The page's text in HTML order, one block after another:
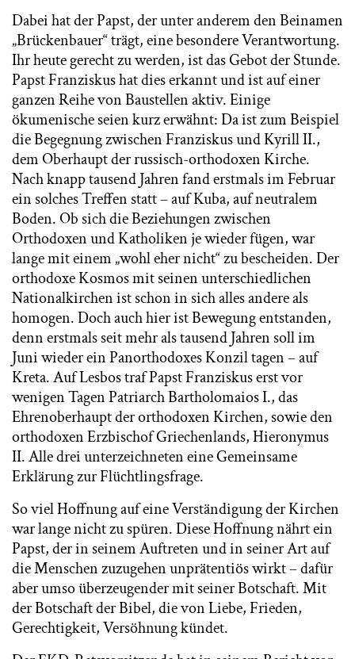
Dabei hat der Papst, der unter anderem den Beinamen
„Brückenbauer“ trägt, eine besondere Verantwortung.
Ihr heute gerecht zu werden, ist das Gebot der Stunde.
Papst Franziskus hat dies erkannt und ist auf einer
ganzen Reihe von Baustellen aktiv. Einige
ökumenische seien kurz erwähnt: Da ist zum Beispiel
die Begegnung zwischen Franziskus und Kyrill II.,
dem Oberhaupt der russisch-orthodoxen Kirche.
Nach knapp tausend Jahren fand erstmals im Februar
ein solches Treffen statt – auf Kuba, auf neutralem
Boden. Ob sich die Beziehungen zwischen
Orthodoxen und Katholiken je wieder fügen, war
lange mit einem „wohl eher nicht“ zu bescheiden. Der
orthodoxe Kosmos mit seinen unterschiedlichen
Nationalkirchen ist schon in sich alles andere als
homogen. Doch auch hier ist Bewegung entstanden,
denn erstmals seit mehr als tausend Jahren soll im
Juni wieder ein Panorthodoxes Konzil tagen – auf
Kreta. Auf Lesbos traf Papst Franziskus erst vor
wenigen Tagen Patriarch Bartholomaios I., das
Ehrenoberhaupt der orthodoxen Kirchen, sowie den
orthodoxen Erzbischof Griechenlands, Hieronymus
II. Alle drei unterzeichneten eine Gemeinsame
Erklärung zur Flüchtlingsfrage.
So viel Hoffnung auf eine Verständigung der Kirchen
war lange nicht zu spüren. Diese Hoffnung nährt ein
Papst, der in seinem Auftreten und in seiner Art auf
die Menschen zuzugehen unprätentiös wirkt – dafür
aber umso überzeugender mit seiner Botschaft. Mit
der Botschaft der Bibel, die von Liebe, Frieden,
Gerechtigkeit, Versöhnung kündet.